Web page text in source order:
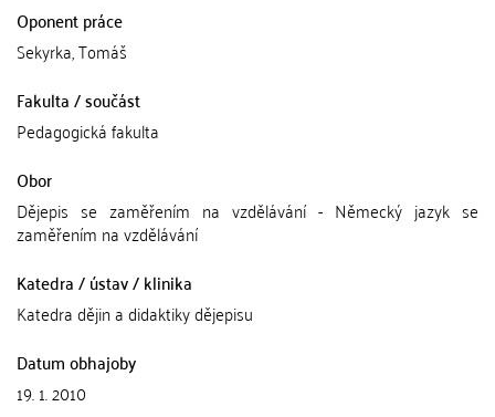
Oponent práce
Sekyrka, Tomáš
Fakulta / součást
Pedagogická fakulta
Obor
Dějepis se zaměřením na vzdělávání - Německý jazyk se
zaměřením na vzdělávání
Katedra / ústav / klinika
Katedra dějin a didaktiky dějepisu
Datum obhajoby
19. 1. 2010